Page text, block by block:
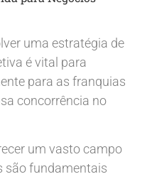
uma estratégia de
é vital para
para as franquias
concorrência no
um vasto campo
são fundamentais